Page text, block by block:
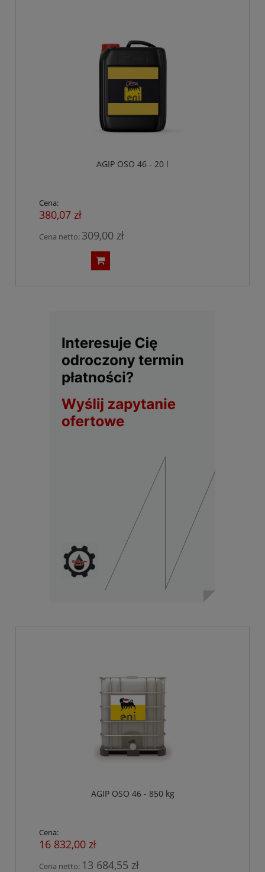
AGIP OSO 46 - 20 l
Cena:
380,07 zł
Cena netto: 309,00 zł
AGIP OSO 46 - 850 kg
Cena:
16 832,00 zł
Cena netto: 13 684,55 zł